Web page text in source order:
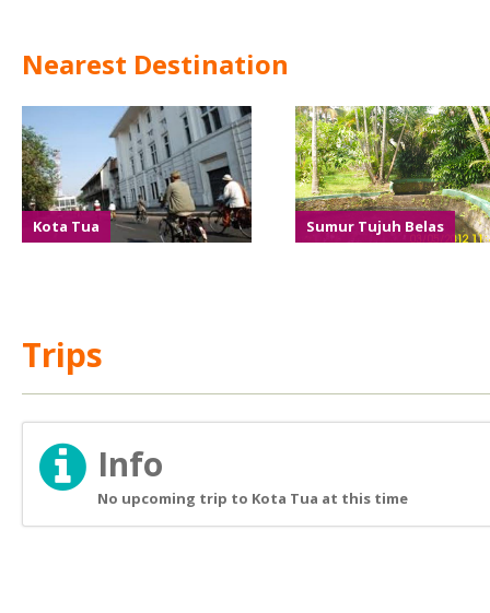
Nearest Destination
Kota Tua Sumur Tujuh Belas
Trips
Info
No upcoming trip to Kota Tua at this time